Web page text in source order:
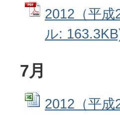
2012（平
ル:
7月
2012（平